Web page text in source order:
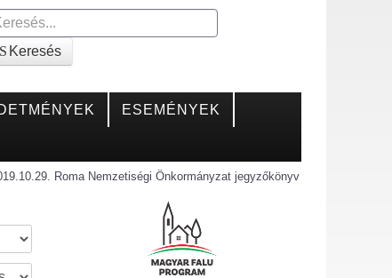
Keresés
ESEMÉNYEK
Roma Nemzetiségi Önkormányzat jegyzőkönyv